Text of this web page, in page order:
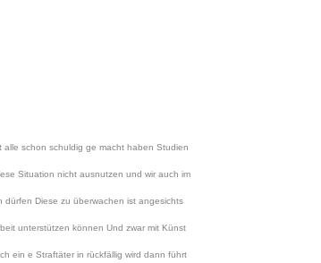
alle schon schuldig ge macht haben Studien
Situation nicht ausnutzen und wir auch im
Diese zu überwachen ist angesichts
unterstützen können Und zwar mit Künst
ein e Straftäter in rückfällig wird dann führt